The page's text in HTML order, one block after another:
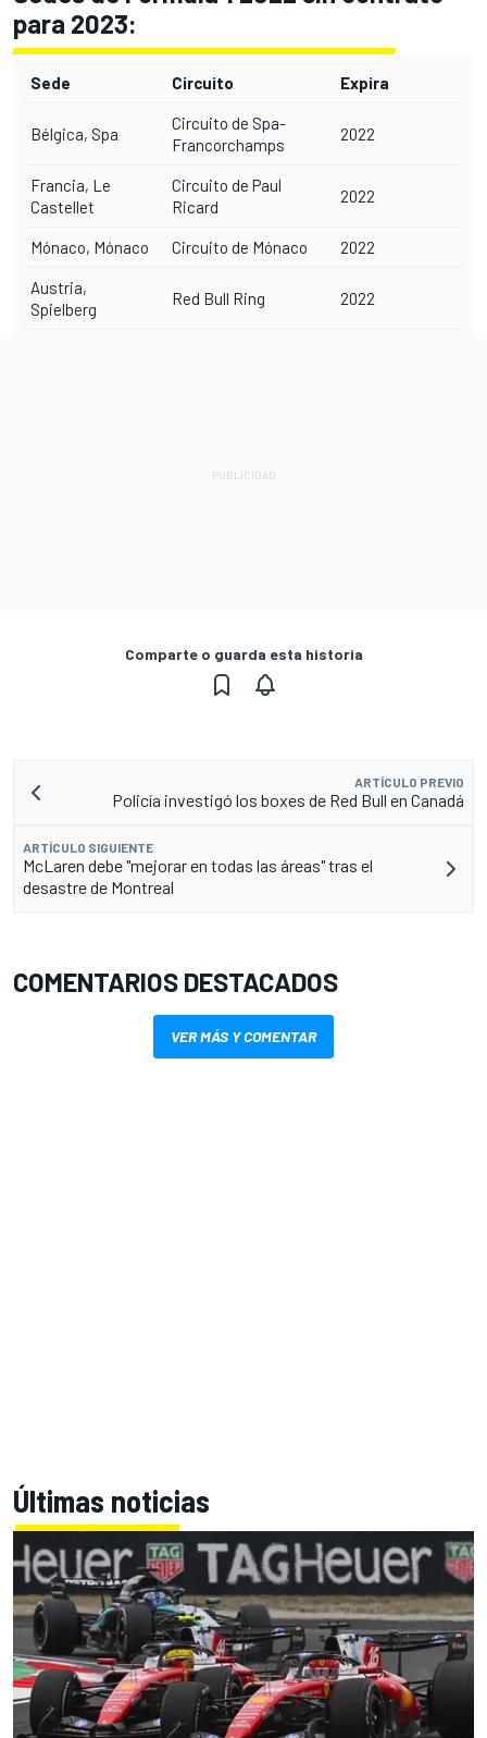
para 2023:
Sede Circuito Expira
Bélgica, Spa
Circuito de Spa-
Francorchamps
2022
Francia, Le
Castellet
Circuito de Paul
Ricard
2022
Mónaco, Mónaco Circuito de Mónaco 2022
Austria,
Spielberg
Red Bull Ring 2022
Comparte o guarda esta historia
ARTÍCULO PREVIO
Policía investigó los boxes de Red Bull en Canadá
ARTÍCULO SIGUIENTE
McLaren debe "mejorar en todas las áreas" tras el
desastre de Montreal
COMENTARIOS DESTACADOS
VER MÁS Y COMENTAR
Últimas noticias